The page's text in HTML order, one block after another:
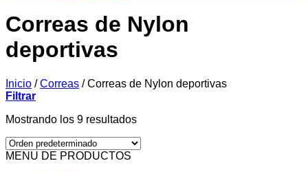
Correas de Nylon
deportivas
Inicio / Correas /Correas de Nylon deportivas
Filtrar
Mostrando los 9 resultados
MENU DE PRODUCTOS